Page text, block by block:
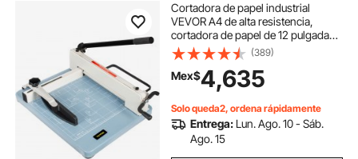
Cortadora de papel industrial
VEVOR A4 de alta resistencia,
cortadora de papel de 12 pulgadas,
resistente, con capacidad para 400
hojas, con guías de corte
transparentes para oficinas,
escuelas, empresas e imprentas.
(389)
Mex$4,635
Solo queda2, ordena rápidamente
Entrega: Lun. Ago. 10 - Sáb.
Ago. 15